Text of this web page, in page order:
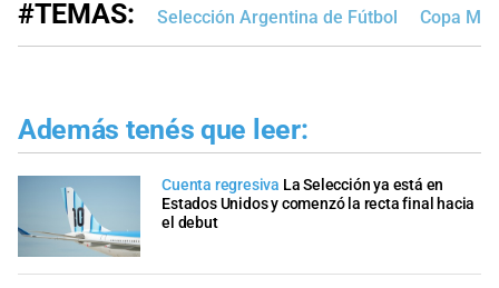
#TEMAS: Selección Argentina de Fútbol Copa
Además tenés que leer:
Cuenta regresiva La Selección ya está en
Estados Unidos y comenzó la recta final hacia
el debut